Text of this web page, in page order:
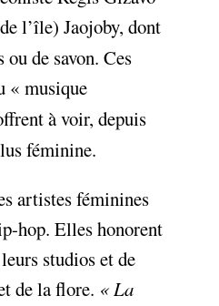
l’île) Jaojoby, dont
de savon. Ces
« musique
à voir, depuis
féminine.
artistes féminines
hop. Elles honorent
studios et de
de la flore. « La
20 000 €
PALIER 3